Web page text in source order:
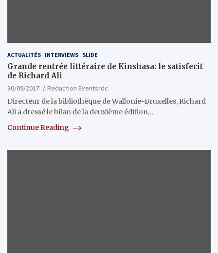
ACTUALITÉS INTERVIEWS SLIDE
Grande rentrée littéraire de Kinshasa: le satisfecit
de Richard Ali
30/09/2017
Redaction Eventsrdc
Directeur de la bibliothèque de Wallonie-Bruxelles, Richard
Ali a dressé le bilan de la deuxième édition…
Continue Reading